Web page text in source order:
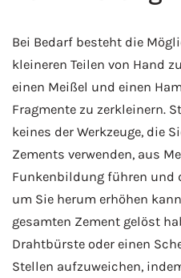
Bei Bedarf besteht die
kleineren Teilen von Hand
einen Meißel und einen
Fragmente zu zerkleinern.
keines der Werkzeuge, die
Zements verwenden, aus
Funkenbildung führen und
um Sie herum erhöhen
gesamten Zement gelöst
Drahtbürste oder einen
Stellen aufzuweichen,